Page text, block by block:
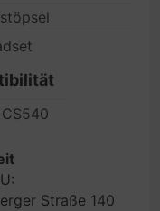
Straße 140